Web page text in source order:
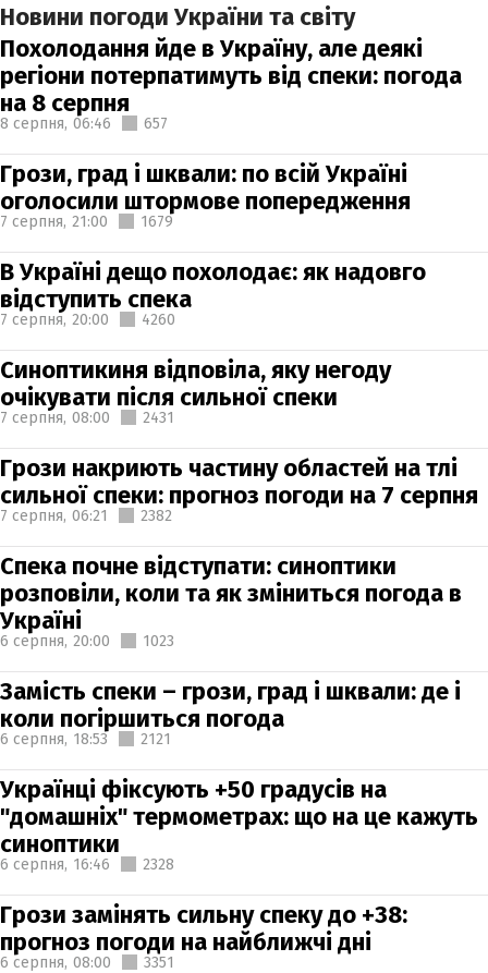
Новини погоди України та світу
Похолодання йде в Україну, але деякі
регіони потерпатимуть від спеки: погода
на 8 серпня
8 серпня, 06:46 657
Грози, град і шквали: по всій Україні
оголосили штормове попередження
7 серпня, 21:00 1679
В Україні дещо похолодає: як надовго
відступить спека
7 серпня, 20:00 4260
Синоптикиня відповіла, яку негоду
очікувати після сильної спеки
7 серпня, 08:00 2431
Грози накриють частину областей на тлі
сильної спеки: прогноз погоди на 7 серпня
7 серпня, 06:21 2382
Спека почне відступати: синоптики
розповіли, коли та як зміниться погода в
Україні
6 серпня, 20:00 1023
Замість спеки – грози, град і шквали: де і
коли погіршиться погода
6 серпня, 18:53 2121
Українці фіксують +50 градусів на
"домашніх" термометрах: що на це кажуть
синоптики
6 серпня, 16:46 2328
Грози замінять сильну спеку до +38:
прогноз погоди на найближчі дні
6 серпня, 08:00 3351